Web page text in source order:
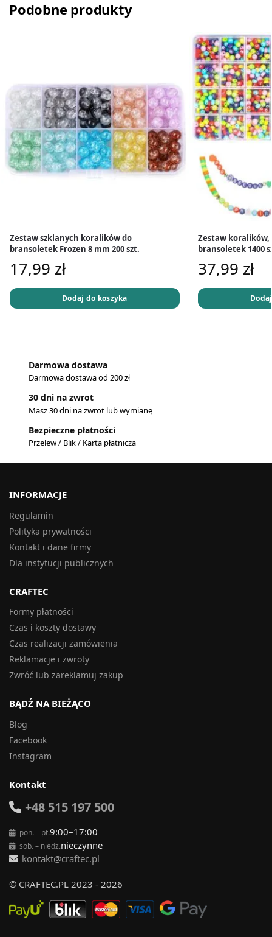
Podobne produkty
Zestaw szklanych koralików do
bransoletek Frozen 8 mm 200 szt.
17,99 zł
Dodaj do koszyka
Zestaw
bransoletek 1400
37,99 zł
Darmowa dostawa
Darmowa dostawa od 200 zł
30 dni na zwrot
Masz 30 dni na zwrot lub wymianę
Bezpieczne płatności
Przelew / Blik / Karta płatnicza
INFORMACJE
Regulamin
Polityka prywatności
Kontakt i dane firmy
Dla instytucji publicznych
CRAFTEC
Formy płatności
Czas i koszty dostawy
Czas realizacji zamówienia
Reklamacje i zwroty
Zwróć lub zareklamuj zakup
BĄDŹ NA BIEŻĄCO
Blog
Facebook
Instagram
Kontakt
+48 515 197 500
pon. – pt.9:00–17:00
sob. – niedz.nieczynne
kontakt@craftec.pl
© CRAFTEC.PL 2023 - 2026